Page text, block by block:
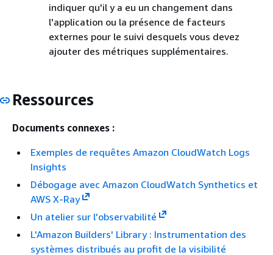
indiquer qu'il y a eu un changement dans
l'application ou la présence de facteurs
externes pour le suivi desquels vous devez
ajouter des métriques supplémentaires.
Ressources
Documents connexes :
Exemples de requêtes Amazon CloudWatch Logs
Insights
Débogage avec Amazon CloudWatch Synthetics et
AWS X-Ray
Un atelier sur l'observabilité
L'Amazon Builders' Library : Instrumentation des
systèmes distribués au profit de la visibilité